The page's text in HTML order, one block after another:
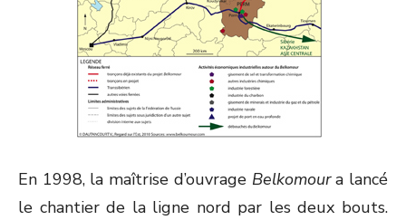
En 1998, la maîtrise d’ouvrage Belkomoura lancé
le chantier de la ligne nord par les deux bouts.